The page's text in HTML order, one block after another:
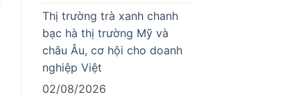
Thị trường trà xanh chanh
bạc hà thị trường Mỹ và
châu Âu, cơ hội cho doanh
nghiệp Việt
02/08/2026